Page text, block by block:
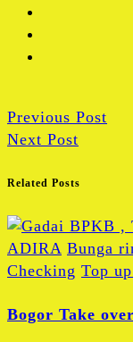
Previous Post
Next Post
Related Posts
ADIRA Bunga
Checking Top
Bogor Take